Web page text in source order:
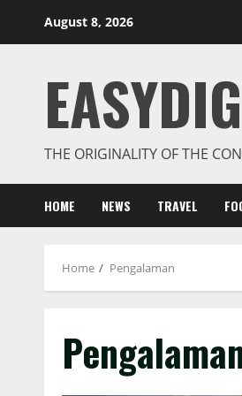
August 8, 2026
THE ORIGINALITY OF THE
HOME NEWS TRAVEL
Home Pengalaman